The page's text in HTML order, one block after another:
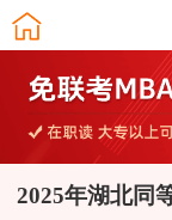
2025年湖北同